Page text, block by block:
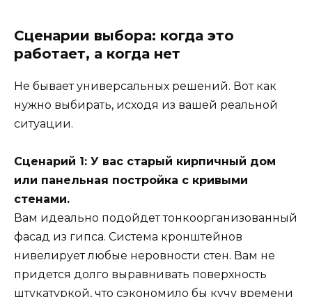
Сценарии выбора: когда это
работает, а когда нет
Не бывает универсальных решений. Вот как
нужно выбирать, исходя из вашей реальной
ситуации.
Сценарий 1: У вас старый кирпичный дом
или панельная постройка с кривыми
стенами.
Вам идеально подойдет тонкоорганизованный
фасад из гипса. Система кронштейнов
нивелирует любые неровности стен. Вам не
придется долго выравнивать поверхность
штукатуркой, что сэкономило бы кучу времени